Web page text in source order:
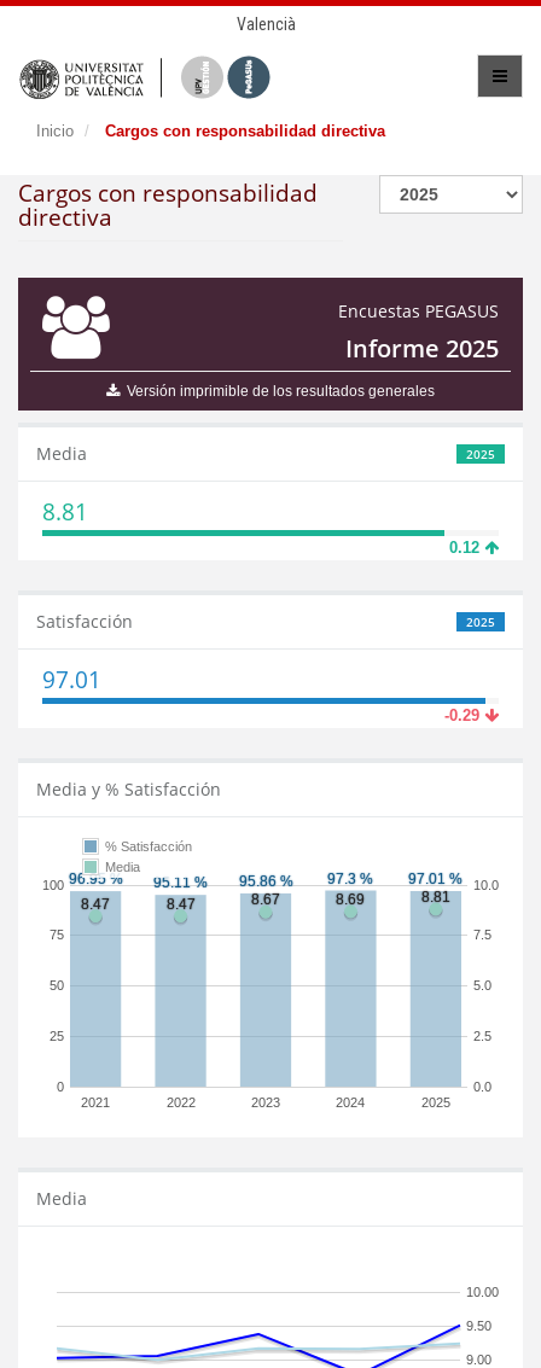
Valencià
Inicio Cargos con responsabilidad directiva
Cargos con responsabilidad
directiva
Encuestas PEGASUS
Informe 2025
Versión imprimible de los resultados generales
2025
Media
8.81
0.12
2025
Satisfacción
97.01
-0.29
Media y % Satisfacción
2021 2022 2023 2024 2025
0
25
50
75
100
0.0
2.5
5.0
7.5
10.0
% Satisfacción
Media
Media
9.00
9.50
10.00